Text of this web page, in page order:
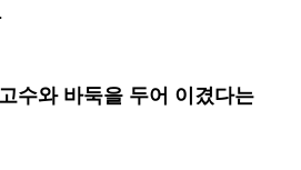
수와 바둑을 두어 이겼다는